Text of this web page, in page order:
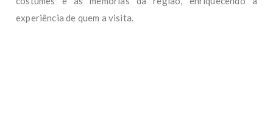
experiência de quem a visita.